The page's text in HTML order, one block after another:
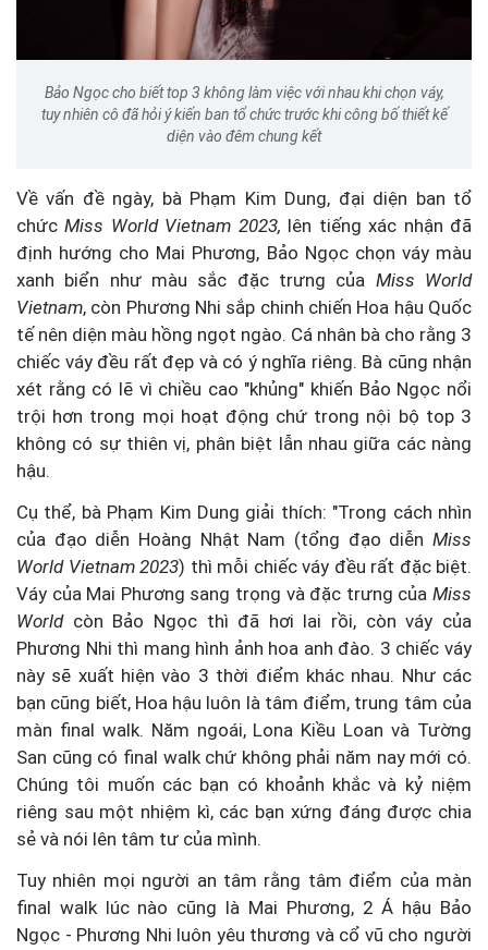
Bảo Ngọc cho biết top 3 không làm việc với nhau khi chọn váy,
tuy nhiên cô đã hỏi ý kiến ban tổ chức trước khi công bố thiết kế
diện vào đêm chung kết
Về vấn đề ngày, bà Phạm Kim Dung, đại diện ban tổ
chứcMiss World Vietnam 2023, lên tiếng xác nhận đã
định hướng cho Mai Phương, Bảo Ngọc chọn váy màu
xanh biển như màu sắc đặc trưng của Miss World
Vietnam, còn Phương Nhi sắp chinh chiến Hoa hậu Quốc
tế nên diện màu hồng ngọt ngào. Cá nhân bà cho rằng 3
chiếc váy đều rất đẹp và có ý nghĩa riêng. Bà cũng nhận
xét rằng có lẽ vì chiều cao "khủng" khiến Bảo Ngọc nổi
trội hơn trong mọi hoạt động chứ trong nội bộ top 3
không có sự thiên vị, phân biệt lẫn nhau giữa các nàng
hậu.
Cụ thể, bà Phạm Kim Dung giải thích: "Trong cách nhìn
của đạo diễn Hoàng Nhật Nam (tổng đạo diễn Miss
World Vietnam 2023) thì mỗi chiếc váy đều rất đặc biệt.
Váy của Mai Phương sang trọng và đặc trưng của Miss
Worldcòn Bảo Ngọc thì đã hơi lai rồi, còn váy của
Phương Nhi thì mang hình ảnh hoa anh đào. 3 chiếc váy
này sẽ xuất hiện vào 3 thời điểm khác nhau. Như các
bạn cũng biết, Hoa hậu luôn là tâm điểm, trung tâm của
màn final walk. Năm ngoái, Lona Kiều Loan và Tường
San cũng có final walk chứ không phải năm nay mới có.
Chúng tôi muốn các bạn có khoảnh khắc và kỷ niệm
riêng sau một nhiệm kì, các bạn xứng đáng được chia
sẻ và nói lên tâm tư của mình.
Tuy nhiên mọi người an tâm rằng tâm điểm của màn
final walk lúc nào cũng là Mai Phương, 2 Á hậu Bảo
Ngọc - Phương Nhi luôn yêu thương và cổ vũ cho người